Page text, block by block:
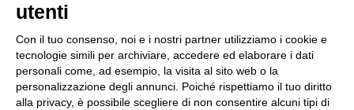
Sauze d’Oulx: il secondo weekend di
agosto apre la strada al Grande
Ferragosto
21 ore fa
utenti
Con il tuo consenso, noi e i nostri partner utilizziamo i cookie e
tecnologie simili per archiviare, accedere ed elaborare i dati
personali come, ad esempio, la visita al sito web o la
personalizzazione degli annunci. Poiché rispettiamo il tuo diritto
alla privacy, è possibile scegliere di non consentire alcuni tipi di